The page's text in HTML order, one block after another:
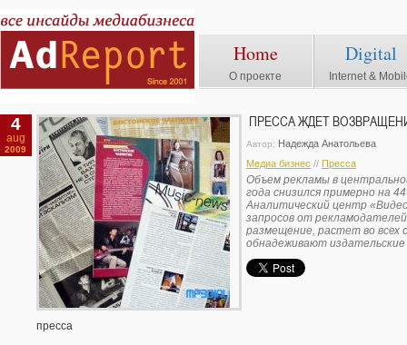
Home
О проекте
Digital
Internet &
4
aug
2009
пресса
ПРЕССА ЖДЕТ
Автор: Надежда Анатольева
Медиа бизнес // Пресса
Объем рекламы в
года снизился примерно на
Аналитический центр
запросов от
размещение, растет во всех
обнадеживают